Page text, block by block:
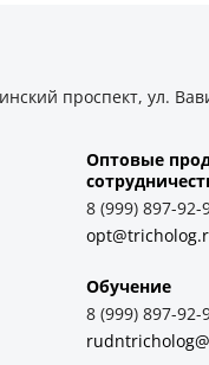
проспект, ул.
Оптовые
8 (999) 897-92-
Обучение
8 (999) 897-92-